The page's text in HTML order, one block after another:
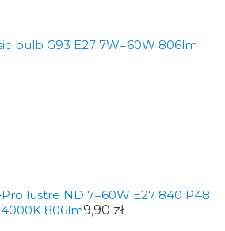
bulb G93 E27 7W=60W 806lm
lustre ND 7=60W E27 840 P48
4000K 806lm9,90 zł